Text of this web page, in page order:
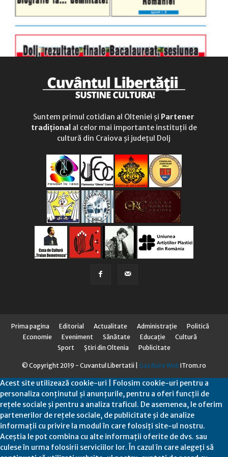
Suntem primul cotidian al Olteniei și Partener
tradițional al celor mai importante instituții de
cultură din Craiova și județul Dolj
Prima pagina Editorial Actualitate Administraţie
Politică
Economie
Eveniment Sănătate Educaţie
Cultură
Sport
Știri din Oltenia Publicitate
© Copyright 2019 - Cuvantul Libertatii | Gazduire Web ITrom.ro
Acest site utilizează cookie-uri | Folosim cookie-uri pentru a
personaliza conținutul și anunțurile, pentru a oferi funcții de
rețele sociale și pentru a analiza traficul. De asemenea, le oferim
partenerilor de rețele sociale, de publicitate și de analize
informații cu privire la modul în care folosiți site-ul nostru.
Aceștia le pot combina cu alte informații oferite de dvs. sau
culese în urma folosirii serviciilor lor. În cazul în care alegeți să